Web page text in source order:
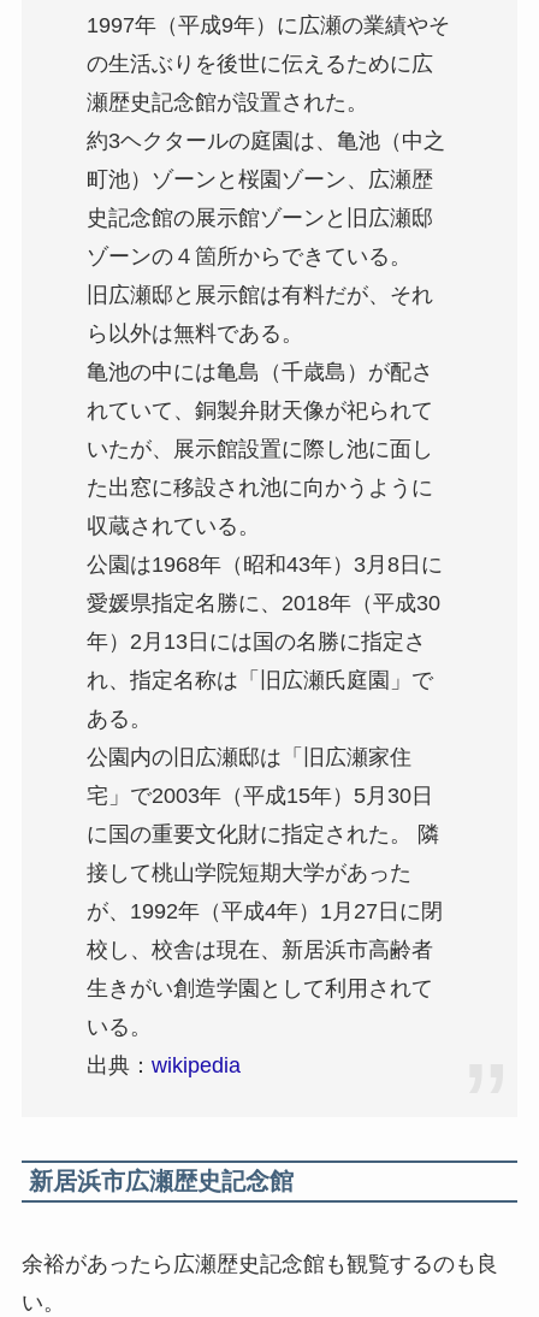
1997年（平成9年）に広瀬の業績やそ
の生活ぶりを後世に伝えるために広
瀬歴史記念館が設置された。
約3ヘクタールの庭園は、亀池（中之
町池）ゾーンと桜園ゾーン、広瀬歴
史記念館の展示館ゾーンと旧広瀬邸
ゾーンの４箇所からできている。
旧広瀬邸と展示館は有料だが、それ
ら以外は無料である。
亀池の中には亀島（千歳島）が配さ
れていて、銅製弁財天像が祀られて
いたが、展示館設置に際し池に面し
た出窓に移設され池に向かうように
収蔵されている。
公園は1968年（昭和43年）3月8日に
愛媛県指定名勝に、2018年（平成30
年）2月13日には国の名勝に指定さ
れ、指定名称は「旧広瀬氏庭園」で
ある。
公園内の旧広瀬邸は「旧広瀬家住
宅」で2003年（平成15年）5月30日
に国の重要文化財に指定された。 隣
接して桃山学院短期大学があった
が、1992年（平成4年）1月27日に閉
校し、校舎は現在、新居浜市高齢者
生きがい創造学園として利用されて
いる。
出典： wikipedia
新居浜市広瀬歴史記念館
余裕があったら広瀬歴史記念館も観覧するのも良
い。